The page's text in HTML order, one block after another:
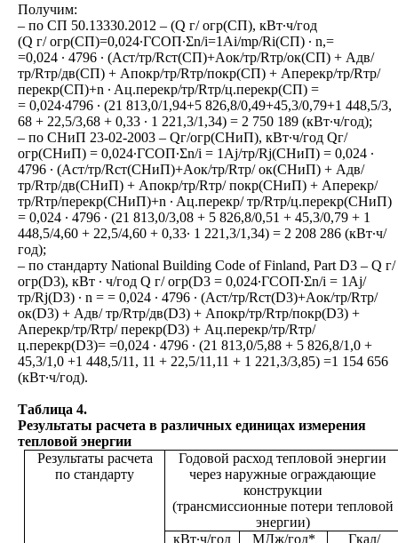
Получим:
– по СП 50.13330.2012 – (Q г/ огр(СП), кВт∙ч/год
(Q г/ огр(СП)=0,024∙ГСОП∙Σn/i=1Ai/mp/Ri(СП) ∙ n,=
=0,024 ∙ 4796 ∙ (Aст/тр/Rст(СП)+Aок/тр/Rтр/ок(СП) + Aдв/
тр/Rтр/дв(СП) + Aпокр/тр/Rтр/покр(СП) + Aперекр/тр/Rтр/
перекр(СП)+n ∙ Aц.перекр/тр/Rтр/ц.перекр(СП) =
= 0,024∙4796 ∙ (21 813,0/1,94+5 826,8/0,49+45,3/0,79+1 448,5/3,
68 + 22,5/3,68 + 0,33 ∙ 1 221,3/1,34) = 2 750 189 (кВт∙ч/год);
– по СНиП 23-02-2003 – Qг/огр(СНиП), кВт∙ч/год Qг/
огр(СНиП) = 0,024∙ГСОП∙Σn/i = 1Aj/тр/Rj(СНиП) = 0,024 ∙
4796 ∙ (Aст/тр/Rст(СНиП)+Aок/тр/Rтр/ ок(СНиП) + Aдв/
тр/Rтр/дв(СНиП) + Aпокр/тр/Rтр/ покр(СНиП) + Aперекр/
тр/Rтр/перекр(СНиП)+n ∙ Aц.перекр/ тр/Rтр/ц.перекр(СНиП)
= 0,024 ∙ 4796 ∙ (21 813,0/3,08 + 5 826,8/0,51 + 45,3/0,79 + 1
448,5/4,60 + 22,5/4,60 + 0,33∙ 1 221,3/1,34) = 2 208 286 (кВт∙ч/
год);
– по стандарту National Building Code of Finland, Part D3 – Q г/
огр(D3), кВт ∙ ч/год Q г/ огр(D3 = 0,024∙ГСОП∙Σn/i = 1Aj/
тр/Rj(D3) ∙ n = = 0,024 ∙ 4796 ∙ (Aст/тр/Rст(D3)+Aок/тр/Rтр/
ок(D3) + Aдв/ тр/Rтр/дв(D3) + Aпокр/тр/Rтр/покр(D3) +
Aперекр/тр/Rтр/ перекр(D3) + Aц.перекр/тр/Rтр/
ц.перекр(D3)= =0,024 ∙ 4796 ∙ (21 813,0/5,88 + 5 826,8/1,0 +
45,3/1,0 +1 448,5/11, 11 + 22,5/11,11 + 1 221,3/3,85) =1 154 656
(кВт∙ч/год).
Таблица 4.
Результаты расчета в различных единицах измерения
тепловой энергии
Результаты расчета
по стандарту
Годовой расход тепловой энергии
через наружные ограждающие
конструкции
(трансмиссионные потери тепловой
энергии)
кВт∙ч/год
МДж/год*
Гкал/